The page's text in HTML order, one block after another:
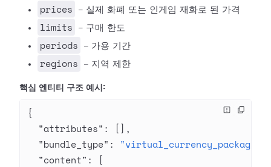
prices - 실제 화폐 또는 인게임 재화로 된 가격
limits - 구매 한도
periods - 가용 기간
regions - 지역 제한
핵심 엔티티 구조 예시:
{
  "attributes"
: [],
  "bundle_type"
: "virtual_currency_package"
  "content"
: [